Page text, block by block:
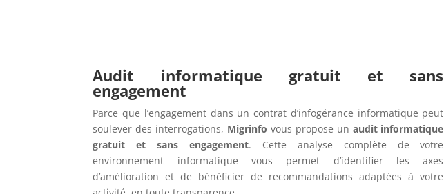
Audit informatique gratuit et sans
engagement
Parce que l’engagement dans un contrat d’infogérance informatique peut
soulever des interrogations, Migrinfo vous propose un audit informatique
gratuit et sans engagement. Cette analyse complète de votre
environnement informatique vous permet d’identifier les axes
d’amélioration et de bénéficier de recommandations adaptées à votre